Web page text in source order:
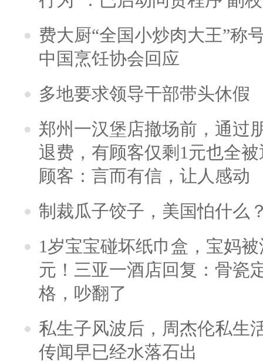
费大厨“全国小炒肉大王”称
中国烹饪协会回应
多地要求领导干部带头休假
郑州一汉堡店撤场前，通过
退费，有顾客仅剩1元也全
顾客：言而有信，让人感动
制裁瓜子饺子，美国怕什么
1岁宝宝碰坏纸巾盒，宝妈
元！三亚一酒店回复：骨瓷
格，吵翻了
私生子风波后，周杰伦私生
传闻早已经水落石出